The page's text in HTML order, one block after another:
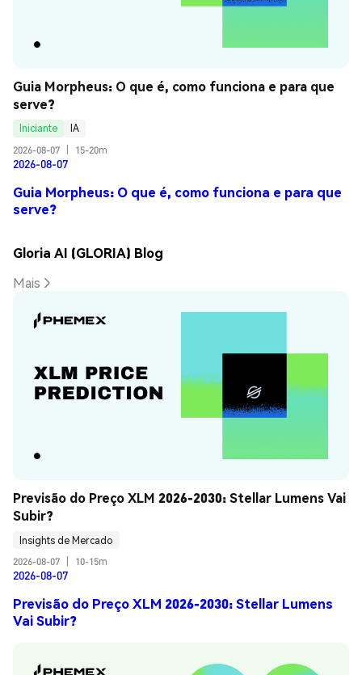
Guia Morpheus: O que é, como funciona e para que
serve?
Iniciante
IA
2026-08-07
15-20m
2026-08-07
Guia Morpheus: O que é, como funciona e para que
serve?
Gloria AI (GLORIA) Blog
Mais
Previsão do Preço XLM 2026-2030: Stellar Lumens Vai
Subir?
Insights de Mercado
2026-08-07
10-15m
2026-08-07
Previsão do Preço XLM 2026-2030: Stellar Lumens
Vai Subir?